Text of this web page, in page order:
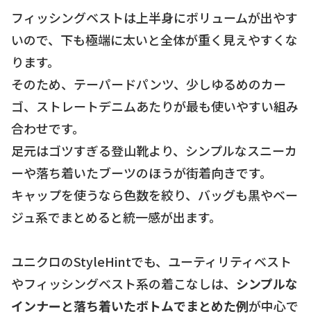
フィッシングベストは上半身にボリュームが出やす
いので、下も極端に太いと全体が重く見えやすくな
ります。
そのため、テーパードパンツ、少しゆるめのカー
ゴ、ストレートデニムあたりが最も使いやすい組み
合わせです。
足元はゴツすぎる登山靴より、シンプルなスニーカ
ーや落ち着いたブーツのほうが街着向きです。
キャップを使うなら色数を絞り、バッグも黒やベー
ジュ系でまとめると統一感が出ます。
ユニクロのStyleHintでも、ユーティリティベスト
やフィッシングベスト系の着こなしは、 シンプルな
インナーと落ち着いたボトムでまとめた例が中心で